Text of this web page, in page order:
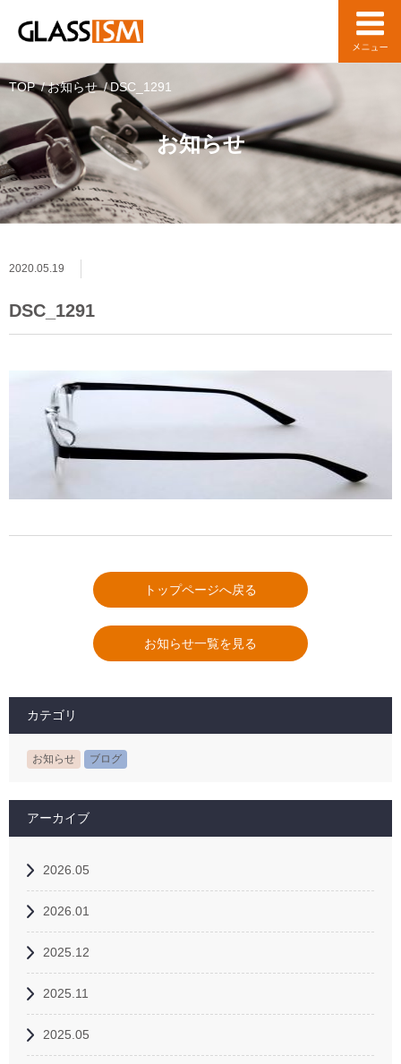
お知らせ
TOP お知らせ DSC_1291
2020.05.19
DSC_1291
トップページへ戻る
お知らせ一覧を見る
カテゴリ
お知らせ ブログ
アーカイブ
2026.05
2026.01
2025.12
2025.11
2025.05